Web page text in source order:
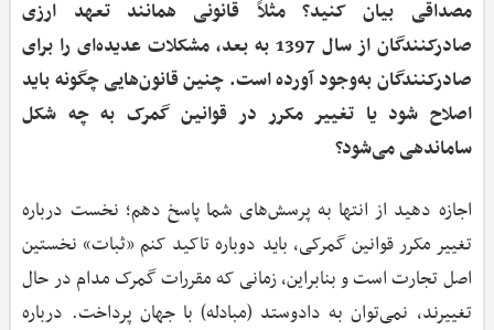
مصداقی بیان کنید؟ مثلاً قانونی همانند تعهد ارزی
صادرکنندگان از سال 1397 به بعد، مشکلات عدیده‌ای را برای
صادرکنندگان به‌وجود آورده است. چنین قانون‌هایی چگونه باید
اصلاح شود یا تغییر مکرر در قوانین گمرک به چه شکل
ساماندهی می‌شود؟
اجازه دهید از انتها به پرسش‌های شما پاسخ دهم؛ نخست درباره
تغییر مکرر قوانین گمرکی، باید دوباره تاکید کنم «ثبات» نخستین
اصل تجارت است و بنابراین، زمانی که مقررات گمرک مدام در حال
تغییرند، نمی‌توان به دادوستد (مبادله) با جهان پرداخت. درباره